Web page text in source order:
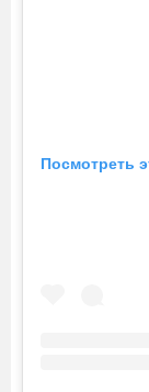
Посмотреть